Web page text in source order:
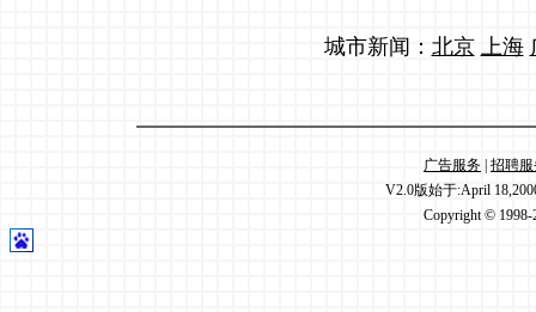
城市新闻： 北京 上海
广告服务 招聘
V2.0版始于:April
Copyright © 1998-